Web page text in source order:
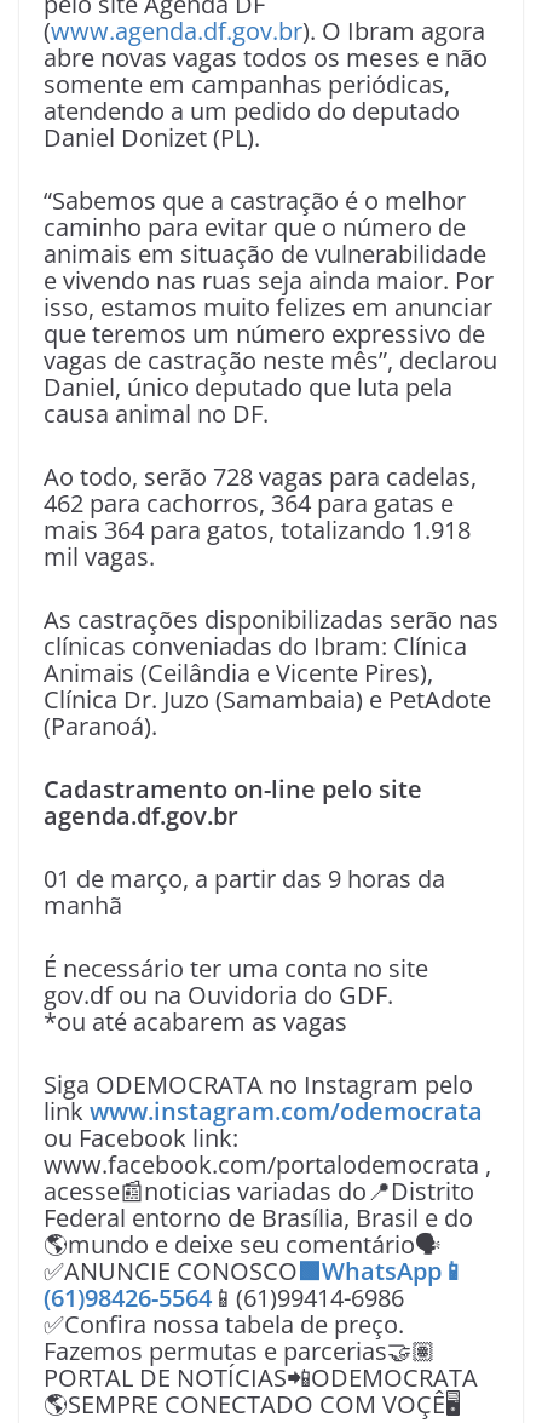
(www.agenda.df.gov.br). O Ibram agora
abre novas vagas todos os meses e não
somente em campanhas periódicas,
atendendo a um pedido do deputado
Daniel Donizet (PL).
“Sabemos que a castração é o melhor
caminho para evitar que o número de
animais em situação de vulnerabilidade
e vivendo nas ruas seja ainda maior. Por
isso, estamos muito felizes em anunciar
que teremos um número expressivo de
vagas de castração neste mês”, declarou
Daniel, único deputado que luta pela
causa animal no DF.
Ao todo, serão 728 vagas para cadelas,
462 para cachorros, 364 para gatas e
mais 364 para gatos, totalizando 1.918
mil vagas.
As castrações disponibilizadas serão nas
clínicas conveniadas do Ibram: Clínica
Animais (Ceilândia e Vicente Pires),
Clínica Dr. Juzo (Samambaia) e PetAdote
(Paranoá).
Cadastramento on-line pelo site
agenda.df.gov.br
01 de março, a partir das 9 horas da
manhã
É necessário ter uma conta no site
gov.df ou na Ouvidoria do GDF.
*ou até acabarem as vagas
Siga ODEMOCRATA no Instagram pelo
link www.instagram.com/odemocrata
ou Facebook link:
www.facebook.com/portalodemocrata ,
acesse📰noticias variadas do📍Distrito
Federal entorno de Brasília, Brasil e do
🌎mundo e deixe seu comentário🗣
✅ANUNCIE CONOSCO🟩WhatsApp📱
(61)98426-5564 📱(61)99414-6986
✅Confira nossa tabela de preço.
Fazemos permutas e parcerias🤝🏽
PORTAL DE NOTÍCIAS📲ODEMOCRATA
🌎SEMPRE CONECTADO COM VOÇÊ🖥️